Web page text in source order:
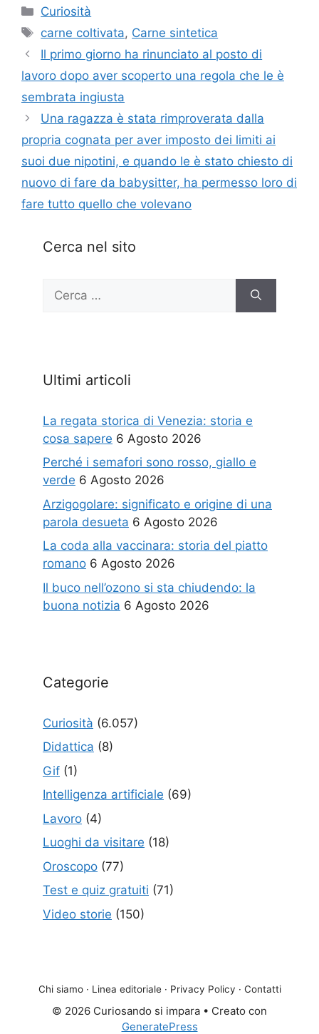
Categorie
Curiosità
Tag
carne coltivata, Carne sintetica
Il primo giorno ha rinunciato al posto di
lavoro dopo aver scoperto una regola che le è
sembrata ingiusta
Una ragazza è stata rimproverata dalla
propria cognata per aver imposto dei limiti ai
suoi due nipotini, e quando le è stato chiesto di
nuovo di fare da babysitter, ha permesso loro di
fare tutto quello che volevano
Cerca nel sito
per:
Ultimi articoli
La regata storica di Venezia: storia e
cosa sapere 6 Agosto 2026
Perché i semafori sono rosso, giallo e
verde 6 Agosto 2026
Arzigogolare: significato e origine di una
parola desueta 6 Agosto 2026
La coda alla vaccinara: storia del piatto
romano 6 Agosto 2026
Il buco nell’ozono si sta chiudendo: la
buona notizia 6 Agosto 2026
Categorie
Curiosità (6.057)
Didattica (8)
Gif (1)
Intelligenza artificiale (69)
Lavoro (4)
Luoghi da visitare (18)
Oroscopo (77)
Test e quiz gratuiti (71)
Video storie (150)
Chi siamo · Linea editoriale · Privacy Policy · Contatti
© 2026 Curiosando si impara • Creato con
GeneratePress